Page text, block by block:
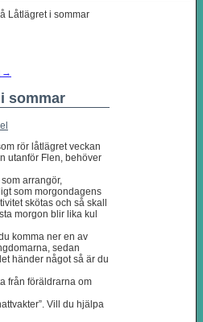
Låtlägret i sommar
→
sommar
rör låtlägret veckan
utanför Flen, behöver
arrangör,
som morgondagens
skötas och så skall
morgon blir lika kul
komma ner en av
sedan
händer något så är du
från föräldrarna om
Vill du hjälpa